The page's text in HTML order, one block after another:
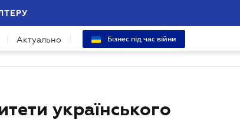
Актуально Бізнес під час війни
українського